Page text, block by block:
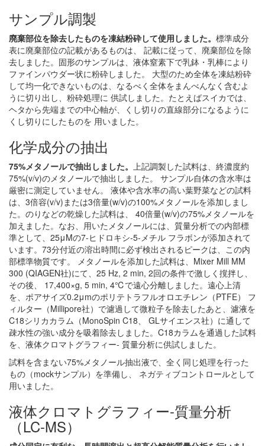
サンプル調製
廃棄部位を除去したものを凍結粉砕して使用しました。 標準成分
表に廃棄部位の記載があるものは、 記載に従って、廃棄部位を除
去しました。固形のサンプルは、液体窒素下で乳鉢・乳棒により
ファインパウダー状に粉砕しました。 大型のため全体を凍結粉砕
して均一化できないものは、なるべく全体をまんべんなく含むよ
うに切り出し、粉砕処理に 供試しました。たとえばスイカでは、
ヘタから先端までの中心軸が、くし切りの直線部分になるように
くし切りにしたものを 用いました。
化学成分の抽出
75%メタノールで抽出しました。 上記調製した試料は、終濃度約
75%(v/v)のメタノールで抽出しました。 サンプル自体の含水率は
厳密に測定していません。 液体や含水率の高い葉野菜などの試料
は、3倍容(v/v)または3倍量(w/v)の100%メタノールを添加しまし
た。のりなどの乾燥した試料は、 40倍量(w/v)の75%メタノールを
加えました。なお、用いたメタノールには、質量分析での内部標
準として、25μMの7-ヒドロキシ-5-メチル フラボンが添加されて
います。73分付近の溶出時間に必ず検出されるピークは、この内
部標準物質です。 メタノールを添加した試料は、Mixer Mill MM
300 (QIAGEN社)にて、25 Hz, 2 min, 2回の条件で激しく撹拌し、
その後、 17,400×g, 5 min, 4℃で遠心分離しました。遠心上清
を、ポアサイズ0.2μmのポリテトラフルオロエチレン（PTFE） フ
ィルター（Millipore社）で濾過して微粒子を除去したあと、濾液を
C18シリカカラム（MonoSpin C18、 GLサイエンス社）に通して
疎水性の強い成分を吸着除去しました。C18カラムを通過した試料
を、液体クロマトグラフィー- 質量分析に供試しました。
試料を含まない75%メタノール抽出液で、全く同じ処理を行った
もの（mockサンプル）を準備し、 ネガティブコントロールとして
用いました。
液体クロマトグラフィー-質量分析
（LC-MS）